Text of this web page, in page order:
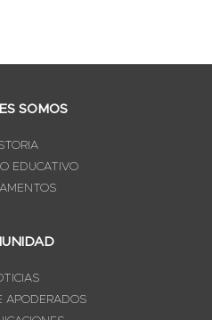
SOMOS
EDUCATIVO
APODERADOS